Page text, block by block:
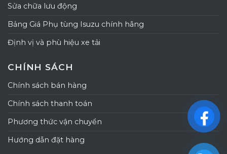
Sửa chữa lưu động
Bảng Giá Phụ tùng Isuzu chính hãng
Định vị và phù hiệu xe tải
CHÍNH SÁCH
Chính sách bán hàng
Chính sách thanh toán
Phương thức vận chuyển
Hướng dẫn đặt hàng